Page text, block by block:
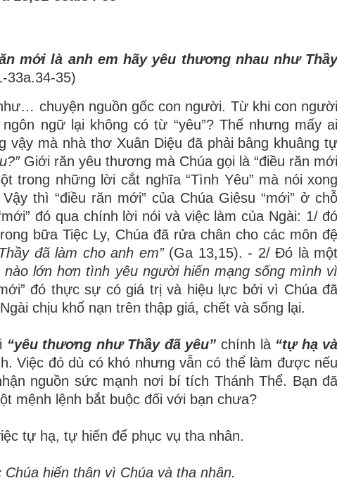
mới là anh em hãy yêu thương nhau như Thầy
33a.34-35)
chuyện nguồn gốc con người. Từ khi con người
ngữ lại không có từ “yêu”? Thế nhưng mấy ai
vậy mà nhà thơ Xuân Diệu đã phải bâng khuâng tự
Giới răn yêu thương mà Chúa gọi là “điều răn mới
trong những lời cắt nghĩa “Tình Yêu” mà nói xong
thì “điều răn mới” của Chúa Giêsu “mới” ở chỗ
đó qua chính lời nói và việc làm của Ngài: 1/ đó
bữa Tiệc Ly, Chúa đã rửa chân cho các môn đệ
đã làm cho anh em” (Ga 13,15). - 2/ Đó là một
nào lớn hơn tình yêu người hiến mạng sống mình vì
đó thực sự có giá trị và hiệu lực bởi vì Chúa đã
chịu khổ nạn trên thập giá, chết và sống lại.
“yêu thương như Thầy đã yêu” chính là “tự hạ và
Việc đó dù có khó nhưng vẫn có thể làm được nếu
nguồn sức mạnh nơi bí tích Thánh Thể. Bạn đã
mệnh lệnh bắt buộc đối với bạn chưa?
tự hạ, tự hiến để phục vụ tha nhân.
hiến thân vì Chúa và tha nhân.